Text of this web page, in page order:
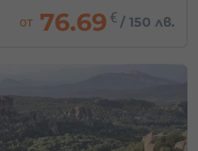
от 76.69 € / 150 лв.